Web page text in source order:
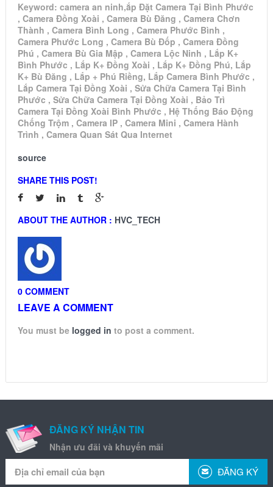
Keyword: camera an ninh,ắp Đặt Camera Tại Bình Phước
, Camera Đồng Xoài , Camera Bù Đăng , Camera Chơn
Thành , Camera Bình Long , Camera Phước Bình ,
Camera Phước Long , Camera Bù Đốp , Camera Đồng
Phú , Camera Bù Gia Mập , Camera Lộc Ninh , Lắp K+
Bình Phước , Lắp K+ Đồng Xoài , Lắp K+ Đồng Phú, Lắp
K+ Bù Đăng , Lắp + Phú Riềng, Lắp Camera Bình Phước ,
Lắp Camera Tại Đồng Xoài , Sửa Chữa Camera Tại Bình
Phước , Sửa Chữa Camera Tại Đồng Xoài , Bảo Trì
Camera Tại Đồng Xoài Bình Phước , Hệ Thống Báo Động
Chống Trộm , Camera IP , Camera Mini , Camera Hành
Trình , Camera Quan Sát Qua Internet
source
SHARE THIS POST!
ABOUT THE AUTHOR : HVC_TECH
0 COMMENT
LEAVE A COMMENT
You must be logged in to post a comment.
ĐĂNG KÝ NHẬN TIN
Nhận ưu đãi và khuyến mãi
ĐĂNG KÝ